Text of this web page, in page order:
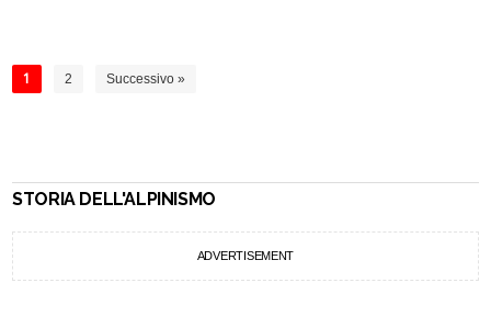
1 2 Successivo »
STORIA DELL'ALPINISMO
ADVERTISEMENT